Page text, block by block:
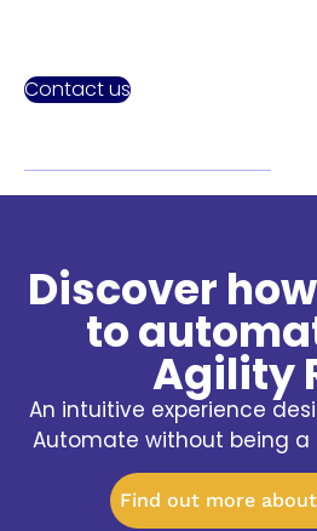
Contact us
Discover
to
Agility
An intuitive experience
Automate without being a
Find out more